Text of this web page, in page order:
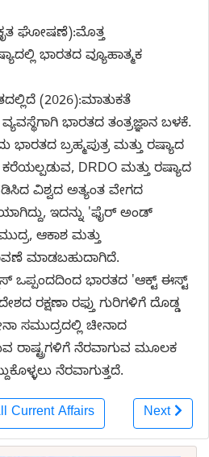
ಘೋಷಣೆ):ಮೊತ್ತ
ಭಾರತದ ವ್ಯೂಹಾತ್ಮಕ
(2026):ಮಾತುಕತೆ
ಭಾರತದ ತಂತ್ರಜ್ಞಾನ ಬಳಕೆ.
ಭಾರತದ ಬ್ರಹ್ಮಪುತ್ರ ಮತ್ತು ರಷ್ಯಾದ
DRDO ಮತ್ತು ರಷ್ಯಾದ
ವಿಶ್ವದ ಅತ್ಯಂತ ವೇಗದ
ಇದನ್ನು 'ಫೈರ್ ಅಂಡ್
ಆಕಾಶ ಮತ್ತು
ಮಾಡಬಹುದಾಗಿದೆ.
ಒಪ್ಪಂದದಿಂದ ಭಾರತದ 'ಆಕ್ಟ್ ಈಸ್ಟ್
ರಕ್ಷಣಾ ರಫ್ತು ಗುರಿಗಳಿಗೆ ದೊಡ್ಡ
ಸಮುದ್ರದಲ್ಲಿ ಚೀನಾದ
ರಾಷ್ಟ್ರಗಳಿಗೆ ನೆರವಾಗುವ ಮೂಲಕ
ನೆರವಾಗುತ್ತದೆ.
Current Affairs Next